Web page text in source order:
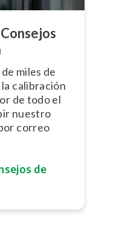
miles de
calibración
de todo el
nuestro
correo
de